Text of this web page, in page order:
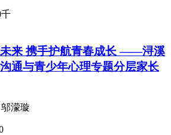
来 携手护航青春成长 ——浔溪
通与青少年心理专题分层家长
濛璇